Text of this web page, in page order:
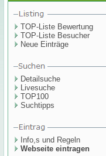
TOP-Liste Bewertung
TOP-Liste Besucher
Neue Einträge
Detailsuche
Livesuche
TOP100
Suchtipps
Info,s und Regeln
Webseite eintragen